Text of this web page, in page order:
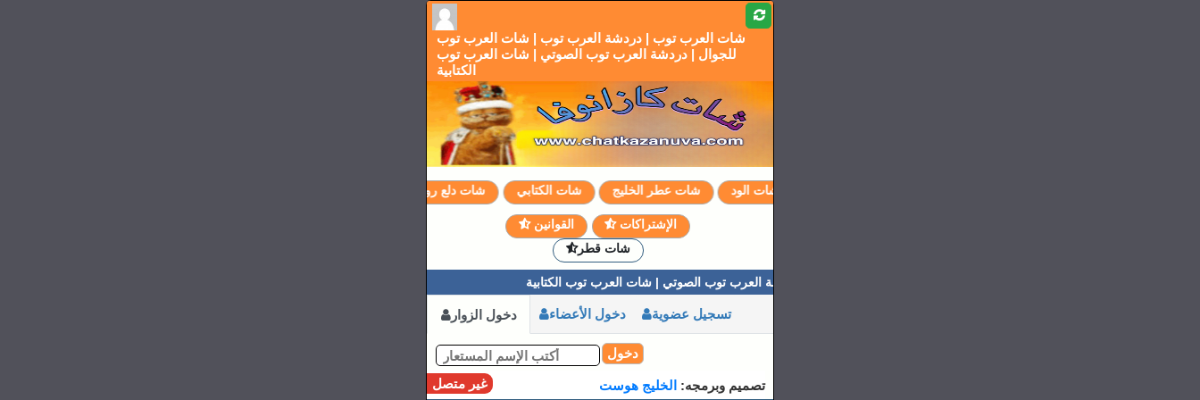
شات العرب توب | دردشة العرب توب | شات العرب توب
للجوال | دردشة العرب توب الصوتي | شات العرب توب
الكتابية
شات دلع روحي شات الكتابي شات عطر الخليج شات الود
القوانين
الإشتراكات
شات قطر
شات العرب توب | دردشة العرب توب | شات العرب توب للجوال | دردشة العرب توب الصوتي | شات العرب توب الكتابية
دخول الزوار دخول الأعضاء تسجيل عضوية
دخول
غير متصل
تصميم وبرمجه: الخليج هوست